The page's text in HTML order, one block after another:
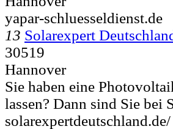
yapar-schluesseldienst.de
13 Solarexpert
30519
Hannover
Sie haben eine
lassen? Dann sind Sie bei
solarexpertdeutschland.de/